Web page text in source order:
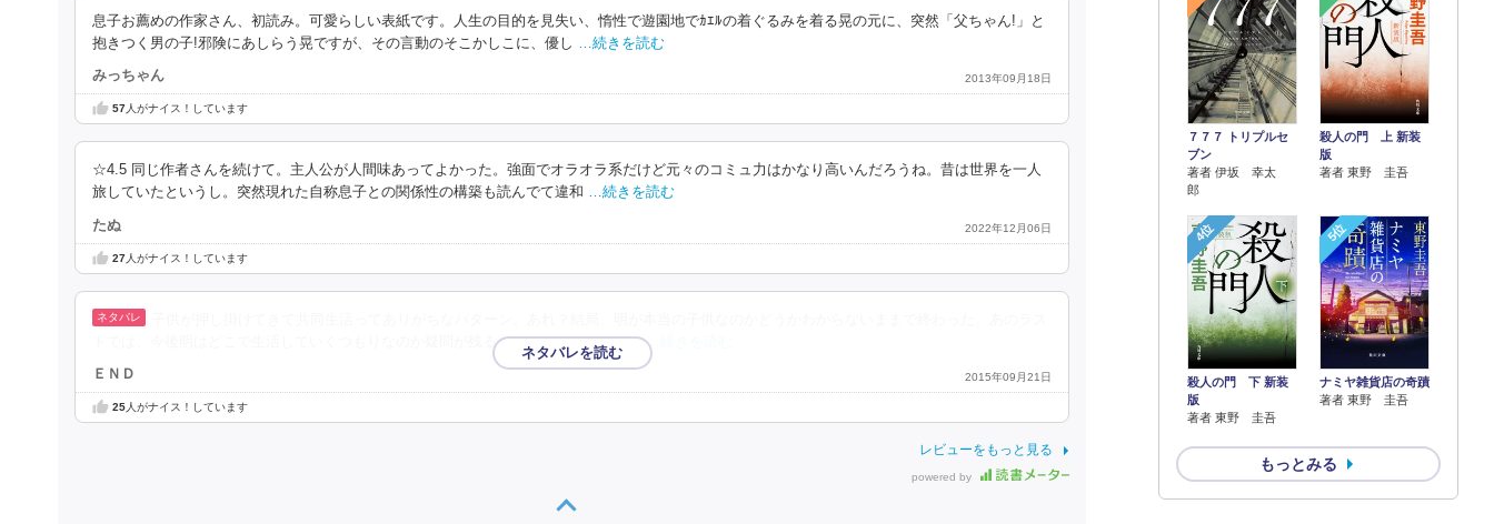
息子お薦めの作家さん、初読み。可愛らしい表紙です。人生の目的を見失い、惰性で遊園地でｶｴﾙの着ぐるみを着る晃の元に、突然「父ちゃん!」と
抱きつく男の子!邪険にあしらう晃ですが、その言動のそこかしこに、優し
…続きを読む
みっちゃん 2013年09月18日
57人がナイス！しています
☆4.5 同じ作者さんを続けて。主人公が人間味あってよかった。強面でオラオラ系だけど元々のコミュ力はかなり高いんだろうね。昔は世界を一人
旅していたというし。突然現れた自称息子との関係性の構築も読んでて違和 …続きを読む
たぬ 2022年12月06日
27人がナイス！しています
トでは、今後明はどこで生活していくつもりなのか疑問が残る。でも、やっぱりこれ …続きを読む
ＥＮＤ 2015年09月21日
25人がナイス！しています
レビューをもっと見る
powered by
７７７ トリプルセ
ブン
著者 伊坂 幸太
郎
殺人の門 上 新装
版
著者 東野 圭吾
4位
殺人の門 下 新装
版
著者 東野 圭吾
5位
ナミヤ雑貨店の奇蹟
著者 東野 圭吾
もっとみる